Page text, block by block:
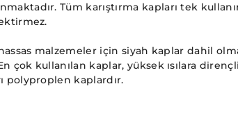
Tüm karıştırma kapları tek
malzemeler için siyah kaplar dahil
çok kullanılan kaplar, yüksek ısılara
polyproplen kaplardır.